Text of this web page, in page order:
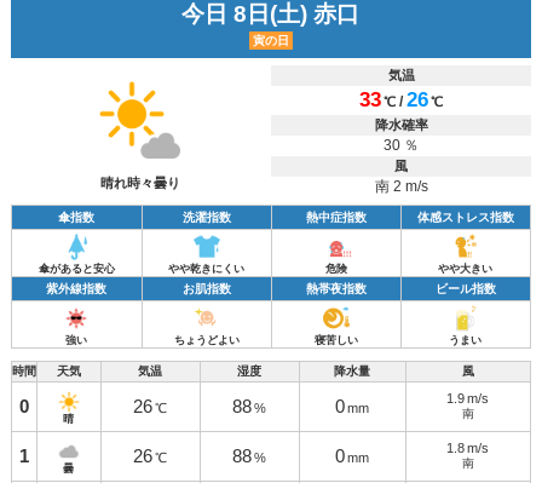
今日 8日(土) 赤口
寅の日
晴れ時々曇り
気温
33℃ /26℃
降水確率
30 ％
風
南 2 m/s
傘指数 洗濯指数 熱中症指数 体感ストレス指数
傘があると安心 やや乾きにくい 危険 やや大きい
紫外線指数 お肌指数 熱帯夜指数 ビール指数
強い ちょうどよい 寝苦しい うまい
時間 天気 気温 湿度 降水量 風
0
晴
26 ℃ 88 % 0 mm
1.9 m/s
南
1
曇
26 ℃ 88 % 0 mm
1.8 m/s
南